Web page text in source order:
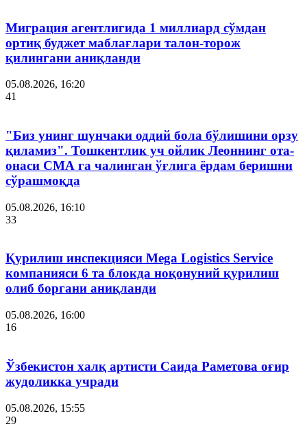
Миграция агентлигида 1 миллиард сўмдан
ортиқ буджет маблағлари талон-торож
қилингани аниқланди
05.08.2026, 16:20
41
"Биз унинг шунчаки оддий бола бўлишини орзу
қиламиз". Тошкентлик уч ойлик Леоннинг ота-
онаси СМА га чалинган ўғлига ёрдам беришни
сўрашмоқда
05.08.2026, 16:10
33
Қурилиш инспекцияси Мega Logistics Service
компанияси 6 та блокда ноқонуний қурилиш
олиб боргани аниқланди
05.08.2026, 16:00
16
Ўзбекистон халқ артисти Саида Раметова оғир
жудоликка учради
05.08.2026, 15:55
29